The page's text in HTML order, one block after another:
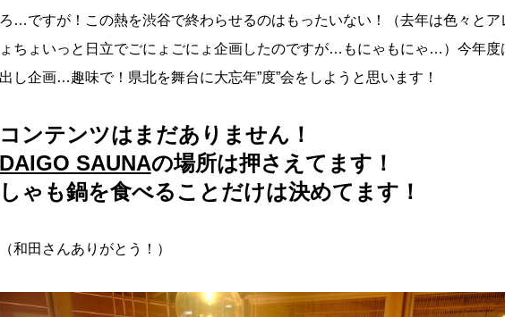
ろ…ですが！この熱を渋谷で終わらせるのはもったいない！（去年は色々とア
ょちょいっと日立でごにょごにょ企画したのですが…もにゃもにゃ…）今年度
出し企画…趣味で！県北を舞台に大忘年”度”会をしようと思います！
コンテンツはまだありません！
DAIGO SAUNAの場所は押さえてます！
しゃも鍋を食べることだけは決めてます！
（和田さんありがとう！）